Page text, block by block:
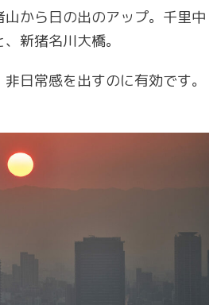
から日の出のアップ。千里中
新猪名川大橋。
日常感を出すのに有効です。